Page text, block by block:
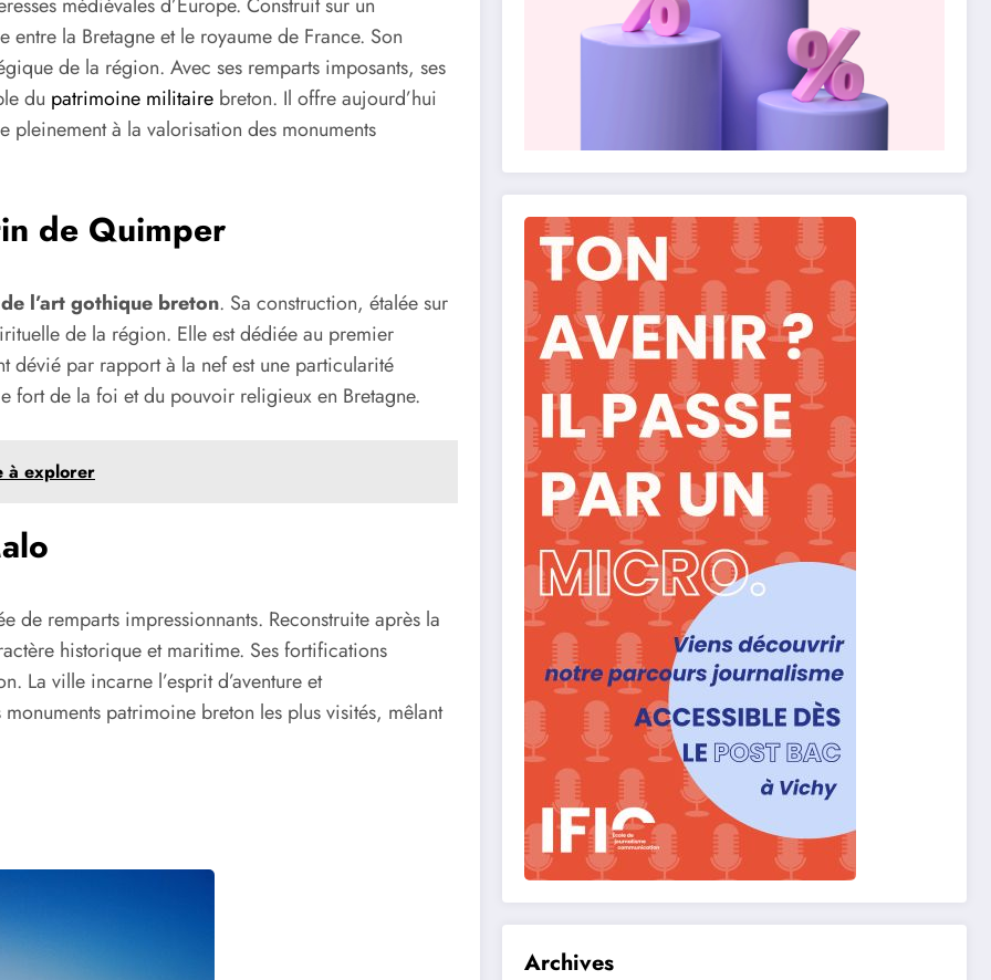
médiévales d’Europe. Construit sur un
la Bretagne et le royaume de France. Son
de la région. Avec ses remparts imposants, ses
du patrimoine militaire breton. Il offre aujourd’hui
à la valorisation des monuments
de Quimper
l’art gothique breton. Sa construction, étalée sur
de la région. Elle est dédiée au premier
par rapport à la nef est une particularité
fort de la foi et du pouvoir religieux en Bretagne.
à explorer
de remparts impressionnants. Reconstruite après la
historique et maritime. Ses fortifications
La ville incarne l’esprit d’aventure et
patrimoine breton les plus visités, mêlant
Archives